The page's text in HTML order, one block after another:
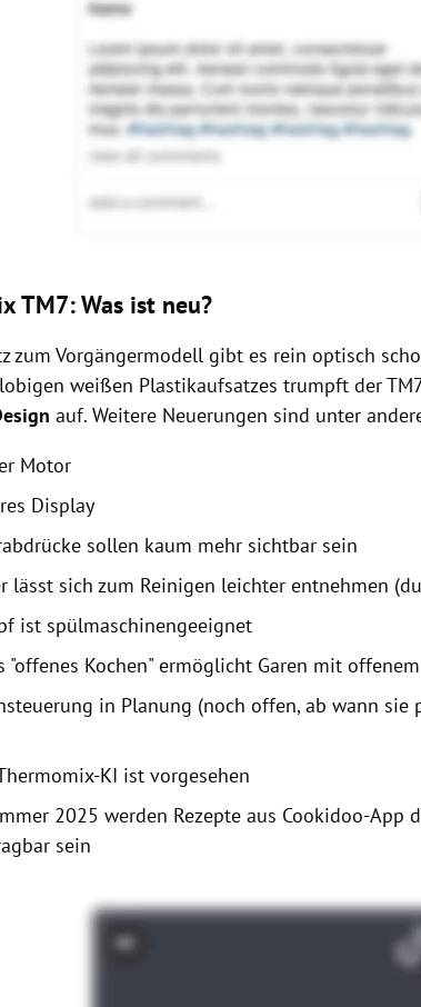
TM7: Was ist neu?
zum Vorgängermodell gibt es rein optisch
weißen Plastikaufsatzes trumpft der
auf. Weitere Neuerungen sind unter
Motor
Display
sollen kaum mehr sichtbar sein
lässt sich zum Reinigen leichter entnehmen
ist spülmaschinengeeignet
"offenes Kochen" ermöglicht Garen mit
in Planung (noch offen, ab wann sie
KI ist vorgesehen
2025 werden Rezepte aus Cookidoo-App
sein